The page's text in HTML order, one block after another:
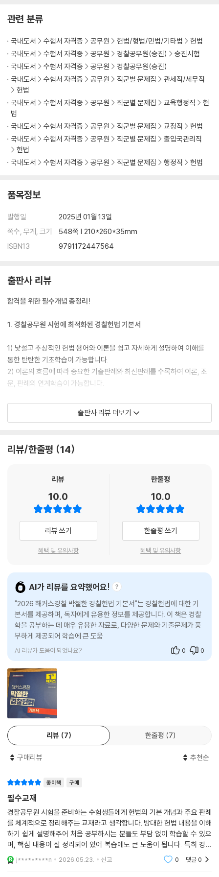
제5장 청구권적 기본권 431
제1절 청원권 434
제2절 재판청구권 439
제3절 국가배상청구권 451
제4절 형사보상청구권 458
제5절 범죄피해자구조청구권 463
제6장 사회적 기본권 472
제1절 인간다운 생활을 할 권리 474
제2절 교육을 받을 권리 480
제3절 근로의 권리 490
제4절 근로3권 494
제5절 환경권 504
제7절 모성의 보호와 보건권 509
제7장 국민의 기본적 의무 526
판례색인 534
관련 분류
국내도서 수험서 자격증 공무원 헌법/형법/민법/기타법
헌법
국내도서
수험서 자격증 공무원 경찰공무원(승진)
승진시험
국내도서
수험서 자격증 공무원
경찰공무원(승진)
국내도서
수험서 자격증 공무원 직군별 문제집
관세직/세무직
헌법
국내도서
수험서 자격증 공무원 직군별 문제집 교육행정직
헌
법
국내도서
수험서 자격증 공무원 직군별 문제집 교정직
헌법
국내도서
수험서 자격증 공무원 직군별 문제집
출입국관리직
헌법
국내도서
수험서 자격증 공무원 직군별 문제집 행정직 헌법
품목정보
발행일
2025년 01월 13일
쪽수, 무게, 크기
548쪽 | 210*260*35mm
ISBN13
9791172447564
출판사 리뷰
합격을 위한 필수개념 총정리!
1. 경찰공무원 시험에 최적화된 경찰헌법 기본서
1) 낯설고 추상적인 헌법 용어와 이론을 쉽고 자세하게 설명하여 이해를
통한 탄탄한 기초학습이 가능합니다.
2) 이론의 흐름에 따라 중요한 기출판례와 최신판례를 수록하여 이론, 조
문, 판례의 연계학습이 가능합니다.
2. 다양한 학습장치를 통해 효율적이고 체계적인 학습 가능
2) 헷갈리거나 비교ㆍ정리가 필요한 내용은 보조단의 ‘한눈에 쏙!’, ‘오답
1) 기출표기를 통해 최신 출제 경향을 파악함과 동시에 자주 출제되는 중
요한 부분을 체크하여 학습의 강약을 조절할 수 있습니다.
2) 이론 옆 보조단의 OX문제와 각 단원의 마지막에 구성된 ‘기출 OX문
제’를 통해 학습한 내용을 바로 점검하고 복습할 수 있습니다.
출판사 리뷰 더보기
리뷰/한줄평 14
리뷰
10.0
리뷰 쓰기
혜택 및 유의사항
한줄평
10.0
한줄평 쓰기
혜택 및 유의사항
AI가 리뷰를 요약했어요!
"2026 해커스경찰 박철한 경찰헌법 기본서"는 경찰헌법에 대한 기
본서를 제공하며, 독자에게 유용한 정보를 제공합니다. 이 책은 경찰
학을 공부하는 데 매우 유용한 자료로, 다양한 문제와 기출문제가 풍
부하게 제공되어 학습에 큰 도움이 됩니다. 앞으로 남은 기간 동안
AI 리뷰가 도움이 되었나요? 0 0
리뷰 7 한줄평 7
구매리뷰 추천순
종이책 구매
필수교재
경찰공무원 시험을 준비하는 수험생들에게 헌법의 기본 개념과 주요 판례
를 체계적으로 정리해주는 교재라고 생각합니다. 방대한 헌법 내용을 이해
하기 쉽게 설명해주어 처음 공부하시는 분들도 부담 없이 학습할 수 있으
며, 핵심 내용이 잘 정리되어 있어 복습에도 큰 도움이 됩니다. 특히 경찰
시험의 출제 경향에 맞춘 구성과 판례 중심의 설명이 실전 대비에 효과적
이었고, 헌법의 기
j*********n 2026.05.23. 신고 0 댓글0